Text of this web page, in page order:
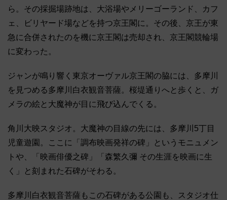
ら。その採掘場跡地は、大浴場やメリーゴーランド、カフ
ェ、ビリヤード場などを持つ京王閣に。その後、京王が東
急に合併されたのを機に京王閣は売却され、京王閣競輪場
に変わった。
ジャンが鳴り響く東京オーヴァル京王閣の脇には、多摩川
を見つめる多摩川白衣観音菩薩。桜堤通りへと歩くと、ガ
メラの絵と大魔神が目に飛び込んでくる。
角川大映スタジオ。大魔神の目線の先には、多摩川5丁目
児童遊園。ここに「調布映画発祥の碑」というモニュメン
トや、「映画俳優之碑」「森繁久彌 その生涯を映画に生
く」と刻まれた石碑がそわる。
多摩川白衣観音菩薩もこの石碑がある公園も、スタジオ仕